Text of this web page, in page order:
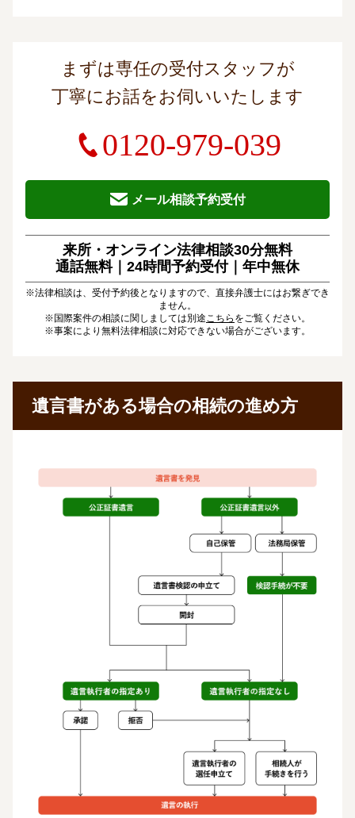
まずは専任の受付スタッフが
丁寧にお話をお伺いいたします
0120-979-039
メール相談予約受付
来所・オンライン法律相談30分無料
通話無料｜24時間予約受付｜ 年中無休
※法律相談は、受付予約後となりますので、直接弁護士にはお繋ぎでき
ません。
※国際案件の相談に関しましては別途 こちら をご覧ください。
※事案により無料法律相談に対応できない場合がございます。
遺言書がある場合の相続の進め方